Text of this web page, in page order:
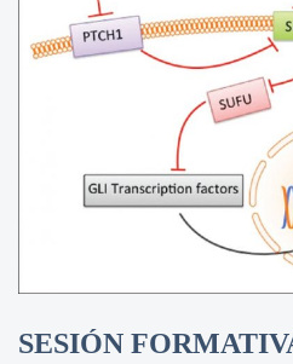
SESIÓN